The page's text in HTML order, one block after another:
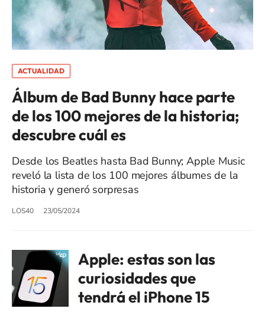
ACTUALIDAD
Álbum de Bad Bunny hace parte
de los 100 mejores de la historia;
descubre cuál es
Desde los Beatles hasta Bad Bunny; Apple Music
reveló la lista de los 100 mejores álbumes de la
historia y generó sorpresas
LOS40 23/05/2024
Apple: estas son las
curiosidades que
tendrá el iPhone 15